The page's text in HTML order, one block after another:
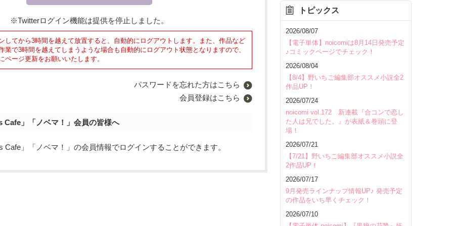
※Twitterログイン機能は提供を停止しました。
してから3時間を越えて放置すると、自動的にログアウトします。また、作品など
業で3時間を越えてしまうような場合も自動的にログアウト状態となりますので、
ページ更新をお願いいたします。
パスワードを忘れた方はこちら
会員登録はこちら
Cafe」「ノベマ！」会員の皆様へ
Cafe」「ノベマ！」の会員情報でログインすることができます。
トピックス
2026/08/07
【電子単体】noicomiは8月14日発売予定
♪コミックページでチェック！
2026/08/04
【8/4】野いちご編集部オススメ小説全2
作品UP！
2026/07/24
noicomi vol.172 新連載『合コンで恋し
た人は兄でした。』が表紙＆巻頭に登
場！
2026/07/21
【7/21】野いちご編集部オススメ小説全
2作品UP！
2026/07/17
9月発売ラインナップ情報UP♪ 発売予定
の作品をいち早くチェック！
2026/07/10